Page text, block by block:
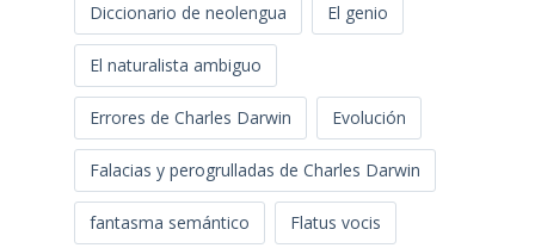
Diccionario de neolengua El genio
El naturalista ambiguo
Errores de Charles Darwin Evolución
Falacias y perogrulladas de Charles Darwin
fantasma semántico Flatus vocis